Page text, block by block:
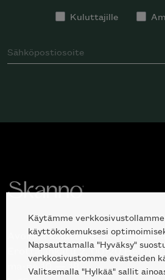
Kuluttajille
Avoinna kuluttajille ja
Erottajankatu 2, 00120 Helsinki
ma-pe 10 — 18
Käytämme
käyttökokemuksesi
Napsauttamalla "Hyväksy"
verkkosivustomme evästeiden
Valitsemalla "Hylkää" sallit